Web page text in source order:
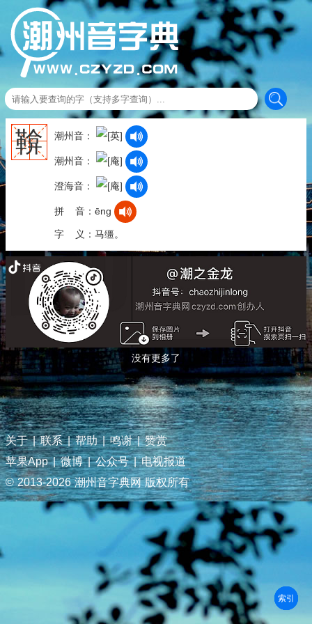
鞥 潮州音：
潮州音：
澄海音：
拼 音：ēng
字 义：马缰。
没有更多了
关于 | 联系 | 帮助 | 鸣谢 | 赞赏
苹果App | 微博 | 公众号 | 电视报道
© 2013-2026 潮州音字典网 版权所有
部首
笔划
拼音
潮拼